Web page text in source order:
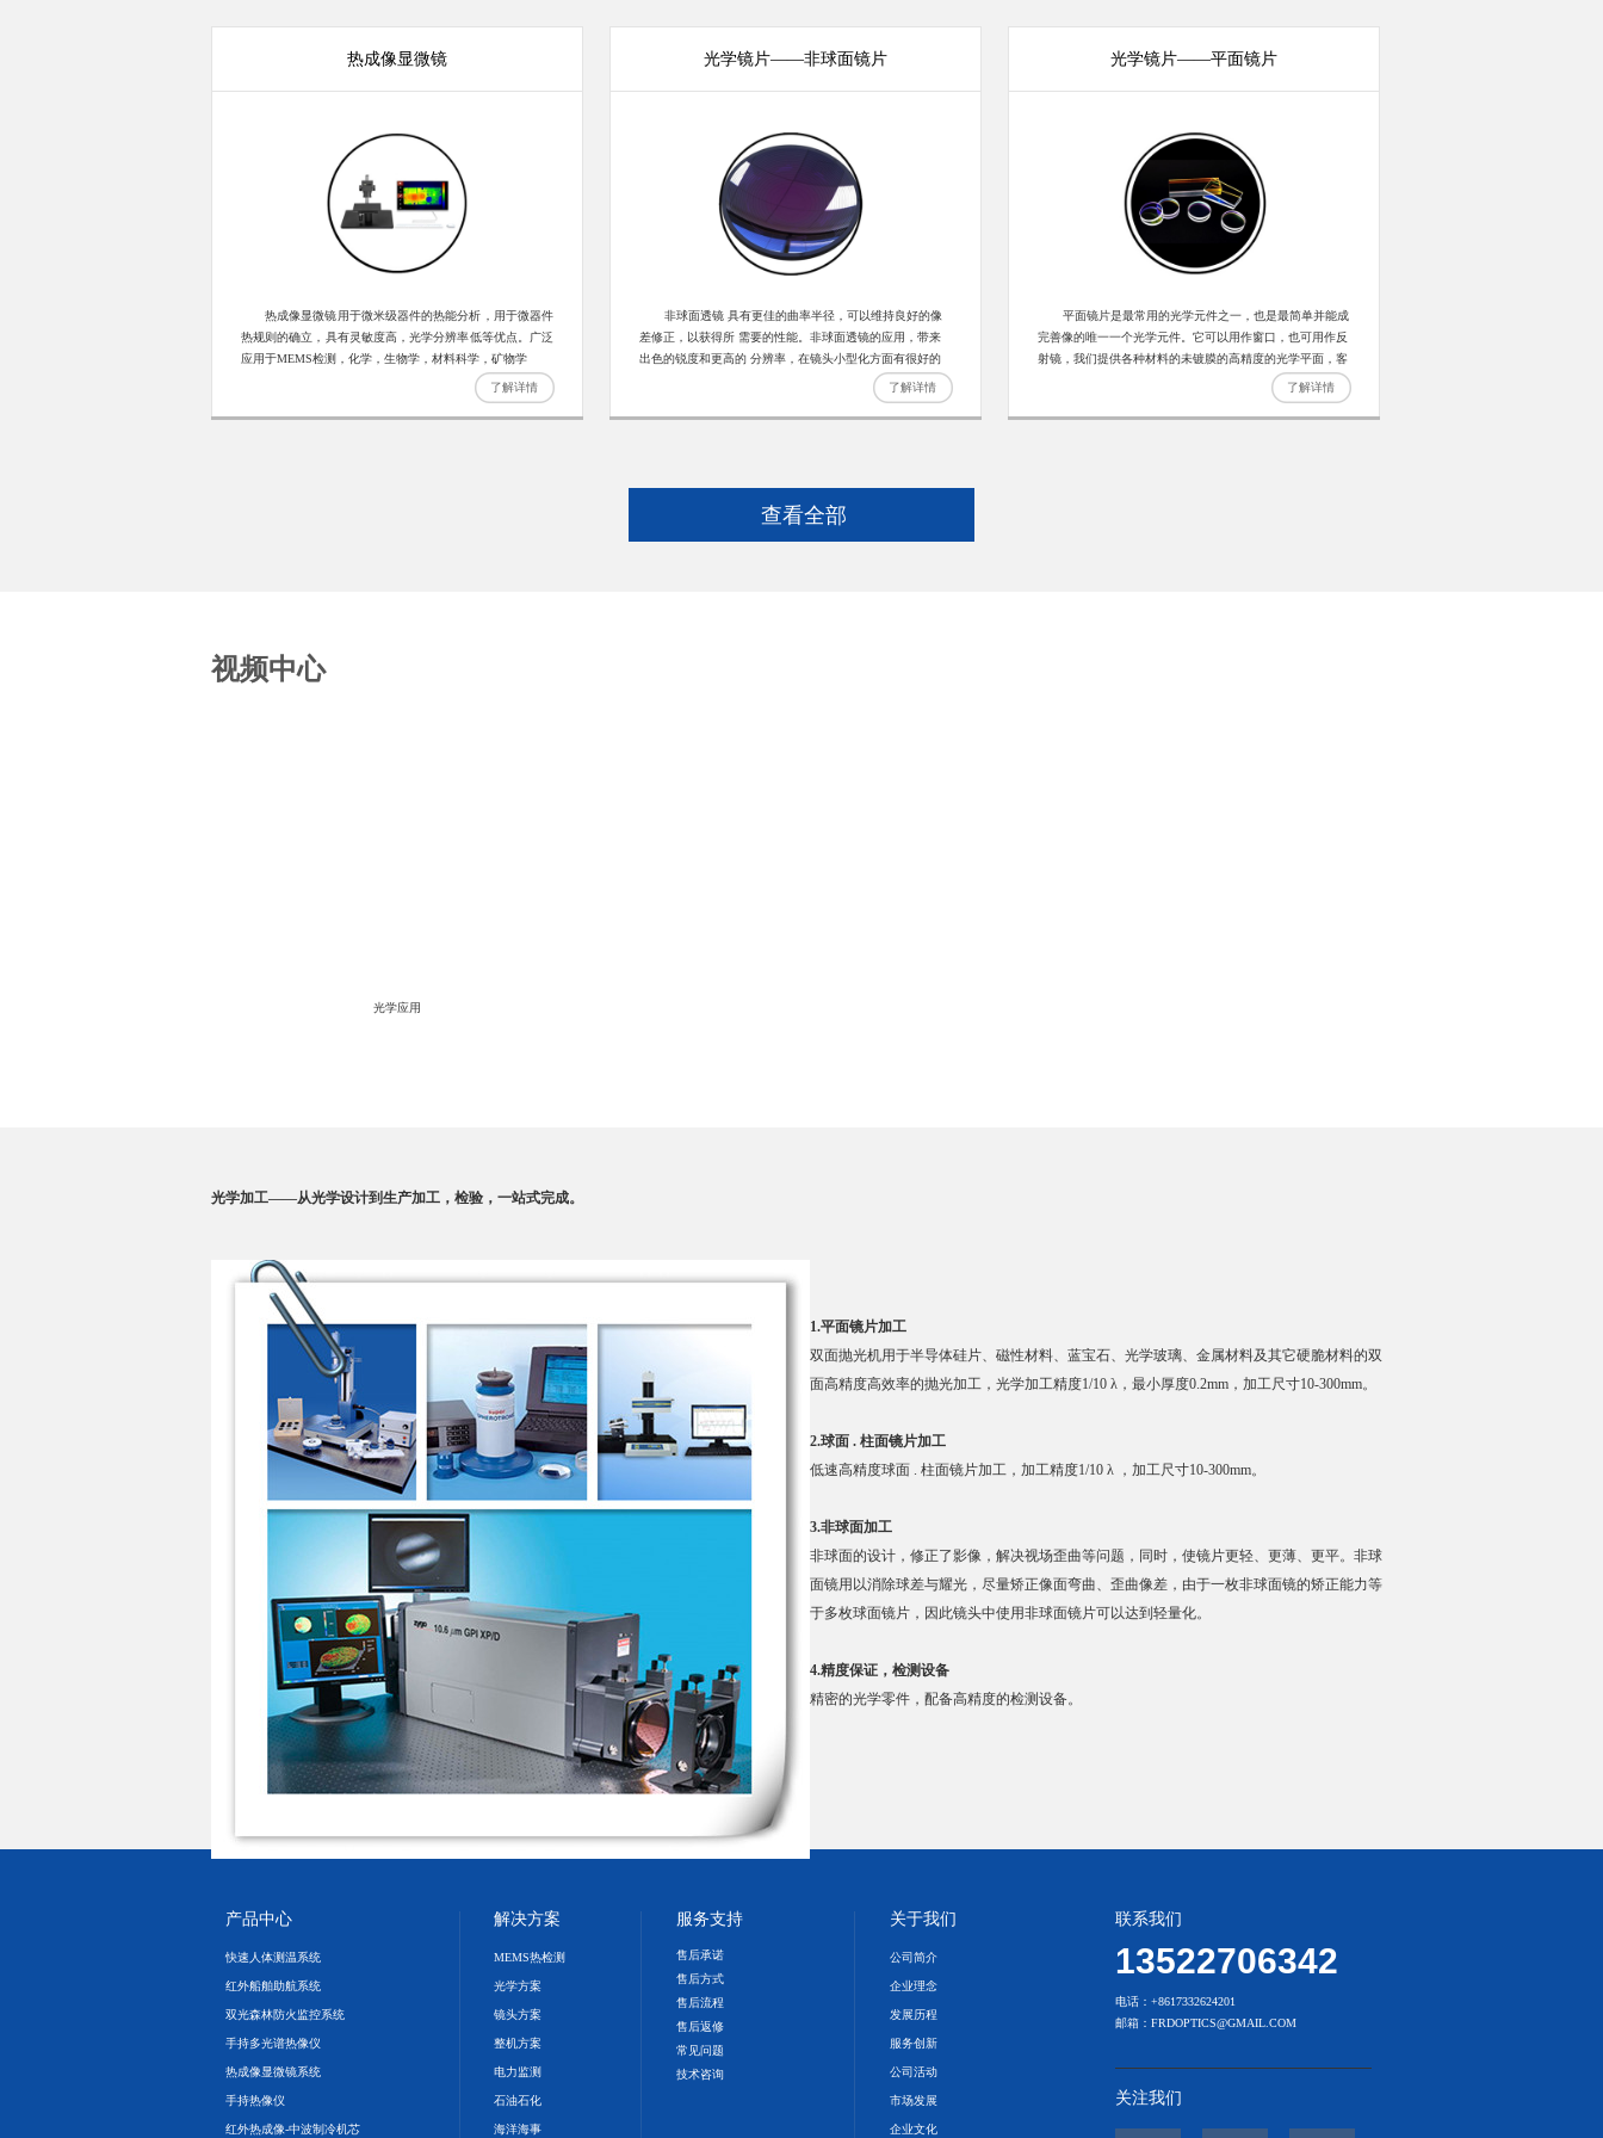
热成像显微镜
热成像显微镜用于微米级器件的热能分析，用于微器件
热规则的确立，具有灵敏度高，光学分辨率低等优点。广泛
应用于MEMS检测，化学，生物学，材料科学，矿物学
了解详情
光学镜片——非球面镜片
非球面透镜 具有更佳的曲率半径，可以维持良好的像
差修正，以获得所 需要的性能。非球面透镜的应用，带来
出色的锐度和更高的 分辨率，在镜头小型化方面有很好的
应用。我们提供锗，硒化锌，硅，，氟化钙，低熔点光学玻
璃，PMMA树脂，可车削金属等材料的未镀膜的高精度的光
学非球面，客户也可定制尺寸和镀膜。基片价格请咨询客
了解详情
光学镜片——平面镜片
平面镜片是最常用的光学元件之一，也是最简单并能成
完善像的唯一一个光学元件。它可以用作窗口，也可用作反
射镜，我们提供各种材料的未镀膜的高精度的光学平面，客
户也可定制尺寸和镀膜。基片价格请咨询客服。
了解详情
查看全部
视频中心
光学应用
光学加工——从光学设计到生产加工，检验，一站式完成。
1.平面镜片加工
双面抛光机用于半导体硅片、磁性材料、蓝宝石、光学玻璃、金属材料及其它硬脆材料的双
面高精度高效率的抛光加工，光学加工精度1/10 λ，最小厚度0.2mm，加工尺寸10-300mm。
2.球面 . 柱面镜片加工
低速高精度球面 . 柱面镜片加工，加工精度1/10 λ ，加工尺寸10-300mm。
3.非球面加工
非球面的设计，修正了影像，解决视场歪曲等问题，同时，使镜片更轻、更薄、更平。非球
面镜用以消除球差与耀光，尽量矫正像面弯曲、歪曲像差，由于一枚非球面镜的矫正能力等
于多枚球面镜片，因此镜头中使用非球面镜片可以达到轻量化。
4.精度保证，检测设备
精密的光学零件，配备高精度的检测设备。
产品中心
快速人体测温系统
红外船舶助航系统
双光森林防火监控系统
手持多光谱热像仪
热成像显微镜系统
手持热像仪
红外热成像-中波制冷机芯
解决方案
MEMS热检测
光学方案
镜头方案
整机方案
电力监测
石油石化
海洋海事
服务支持
售后承诺
售后方式
售后流程
售后返修
常见问题
技术咨询
关于我们
公司简介
企业理念
发展历程
服务创新
公司活动
市场发展
企业文化
联系我们
13522706342
电话：+8617332624201
邮箱：FRDOPTICS@GMAIL.COM
关注我们